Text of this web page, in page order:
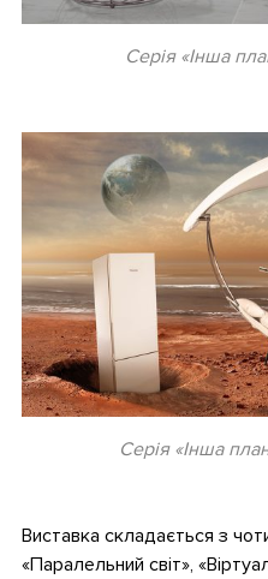
Серія «Інша
Серія «Інша
Виставка складається з
«Паралельний світ»,